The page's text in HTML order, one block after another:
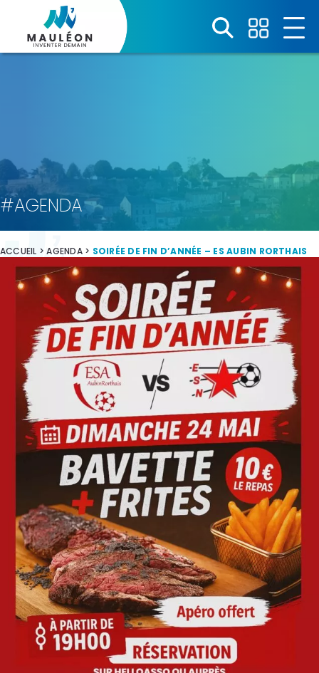
#AGENDA
ACCUEIL >AGENDA> SOIRÉE DE FIN D’ANNÉE – ES AUBIN RORTHAIS
Panneau de gestion des cookies